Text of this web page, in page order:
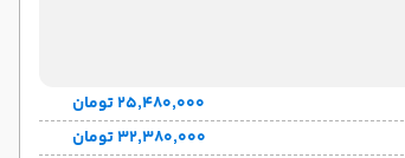
۲۵٬۴۸۰٬۰۰۰ تومان
۳۲٬۳۸۰٬۰۰۰ تومان